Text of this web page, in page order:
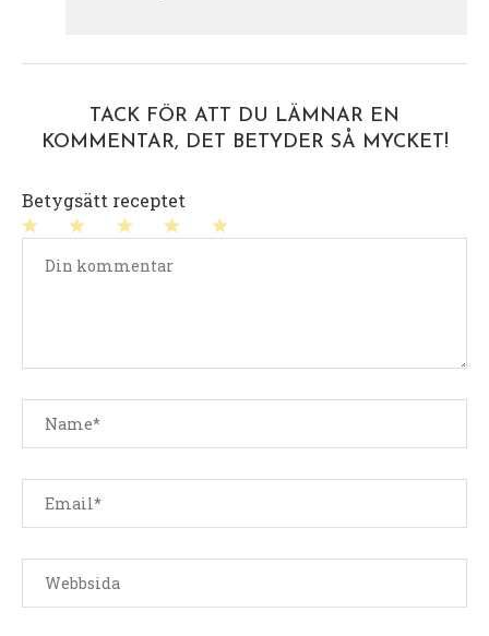
TACK FÖR ATT DU LÄMNAR EN
KOMMENTAR, DET BETYDER SÅ MYCKET!
Betygsätt receptet
stjärnor
stjärnor
stjärnor
stjärna